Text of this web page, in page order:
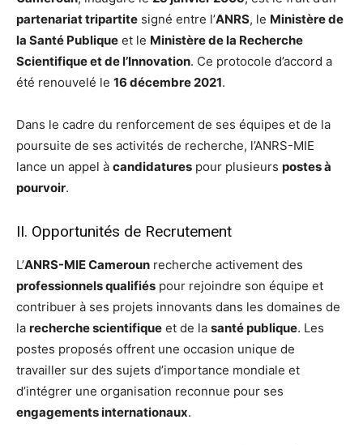
partenariat tripartite signé entre l’ANRS, le Ministère de
la Santé Publique et le Ministère de la Recherche
Scientifique et de l’Innovation. Ce protocole d’accord a
été renouvelé le 16 décembre 2021.
Dans le cadre du renforcement de ses équipes et de la
poursuite de ses activités de recherche, l’ANRS-MIE
lance un appel à candidatures pour plusieurs postes à
pourvoir.
II. Opportunités de Recrutement
L’ANRS-MIE Cameroun recherche activement des
professionnels qualifiés pour rejoindre son équipe et
contribuer à ses projets innovants dans les domaines de
la recherche scientifique et de la santé publique. Les
postes proposés offrent une occasion unique de
travailler sur des sujets d’importance mondiale et
d’intégrer une organisation reconnue pour ses
engagements internationaux.